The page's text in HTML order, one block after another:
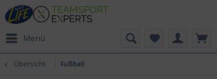
Menü
Übersicht Fußball